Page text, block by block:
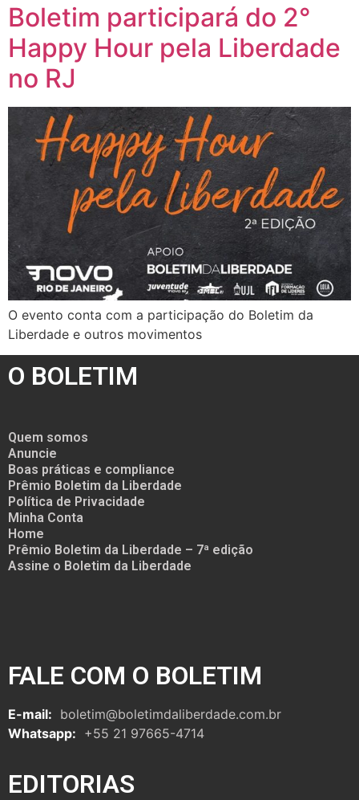
Boletim participará do 2°
Happy Hour pela Liberdade
no RJ
O evento conta com a participação do Boletim da
Liberdade e outros movimentos
O BOLETIM
Quem somos
Anuncie
Boas práticas e compliance
Prêmio Boletim da Liberdade
Política de Privacidade
Minha Conta
Home
Prêmio Boletim da Liberdade – 7ª edição
Assine o Boletim da Liberdade
FALE COM O BOLETIM
E-mail: boletim@boletimdaliberdade.com.br
Whatsapp: +55 21 97665-4714
EDITORIAS